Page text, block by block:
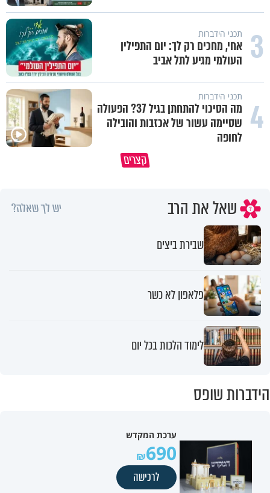
3 תכני הידברות
אחי, מחכים רק לך: יום התפילין
העולמי מגיע לתל אביב
4 תכני הידברות
מה הסיכוי להתחתן בגיל 37? הפעולה
שסיימה עשור של אכזבות והובילה
לחופה
קצרים
לא מתיאשים מאף יהודי - הרב
שאל את הרב יש לך שאלה?
שבירת ביצים
פלאפון לא כשר
לימוד הלכות בכל יום
הידברות שופס
ערכת המקדש
690
לרכישה